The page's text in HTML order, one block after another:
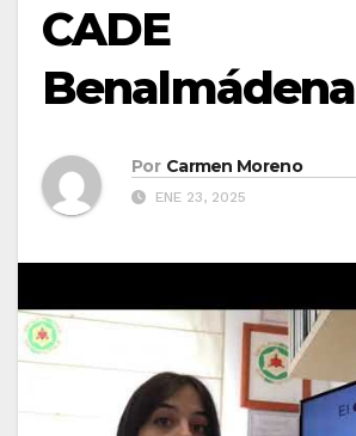
CADE
Benalmádena
Por Carmen Moreno
ENE 23, 2025